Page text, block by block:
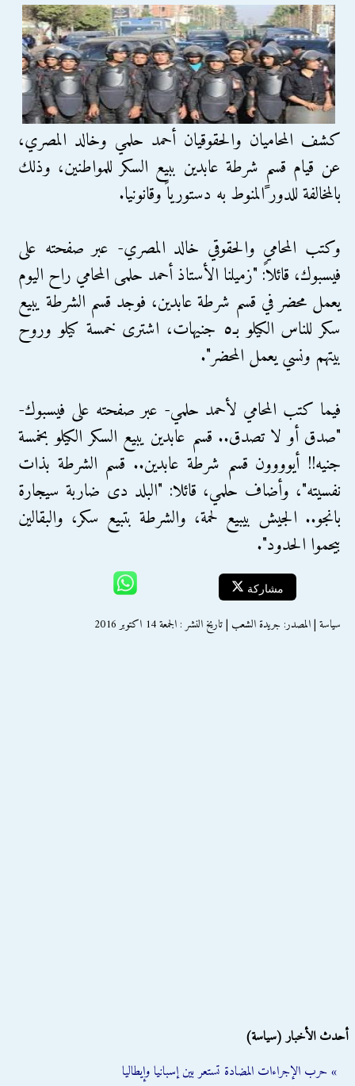
كشف المحاميان والحقوقيان أحمد حلمي وخالد المصري،
عن قيام قسم شرطة عابدين ببيع السكر للمواطنين، وذلك
بالمخالفة للدور ًالمنوط به دستورياً وقانونيا.
وكتب المحامي والحقوقي خالد المصري- عبر صفحته على
فيسبوك، قائلاً: "زميلنا الأستاذ أحمد حلمى المحامي راح اليوم
يعمل محضر في قسم شرطة عابدين، فوجد قسم الشرطة يبيع
سكر للناس الكيلو بـ٥ جنيهات، اشترى خمسة كيلو وروح
بيتهم ونسي يعمل المحضر".
فيما كتب المحامي لأحمد حلمي- عبر صفحته على فيسبوك-
"صدق أو لا تصدق.. قسم عابدين يبيع السكر الكيلو بخمسة
جنيه!! أيوووون قسم شرطة عابدين.. قسم الشرطة بذات
نفسيته"، وأضاف حلمي، قائلا: "البلد دى ضاربة سيجارة
بانجو.. الجيش بيبيع لحمة، والشرطة بتبيع سكر، والبقالين
بيحموا الحدود".
مشاركة
سياسة | المصدر: جريدة الشعب | تاريخ النشر : الجمعة 14 اكتوبر 2016
أحدث الأخبار (سياسة)
» حرب الإجراءات المضادة تستعر بين إسبانيا وإيطاليا